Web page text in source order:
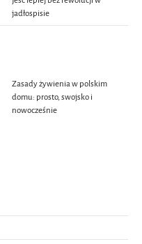
jadłospisie
Zasady żywienia w polskim
domu: prosto, swojsko i
nowocześnie